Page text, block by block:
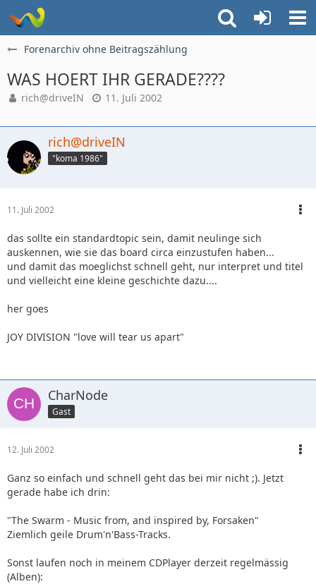
Forenarchiv ohne Beitragszählung
WAS HOERT IHR GERADE????
rich@driveIN 11. Juli 2002
rich@driveIN
"koma 1986"
11. Juli 2002
das sollte ein standardtopic sein, damit neulinge sich
auskennen, wie sie das board circa einzustufen haben...
und damit das moeglichst schnell geht, nur interpret und titel
und vielleicht eine kleine geschichte dazu....
her goes
JOY DIVISION "love will tear us apart"
CharNode
Gast
12. Juli 2002
Ganz so einfach und schnell geht das bei mir nicht ;). Jetzt
gerade habe ich drin:
"The Swarm - Music from, and inspired by, Forsaken"
Ziemlich geile Drum'n'Bass-Tracks.
Sonst laufen noch in meinem CDPlayer derzeit regelmässig
(Alben):